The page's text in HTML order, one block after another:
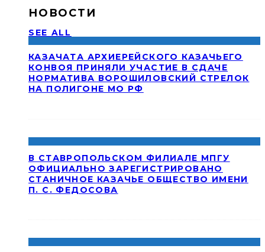
НОВОСТИ
SEE ALL
КАЗАЧАТА АРХИЕРЕЙСКОГО КАЗАЧЬЕГО
КОНВОЯ ПРИНЯЛИ УЧАСТИЕ В СДАЧЕ
НОРМАТИВА ВОРОШИЛОВСКИЙ СТРЕЛОК
НА ПОЛИГОНЕ МО РФ
В СТАВРОПОЛЬСКОМ ФИЛИАЛЕ МПГУ
ОФИЦИАЛЬНО ЗАРЕГИСТРИРОВАНО
СТАНИЧНОЕ КАЗАЧЬЕ ОБЩЕСТВО ИМЕНИ
П. С. ФЕДОСОВА